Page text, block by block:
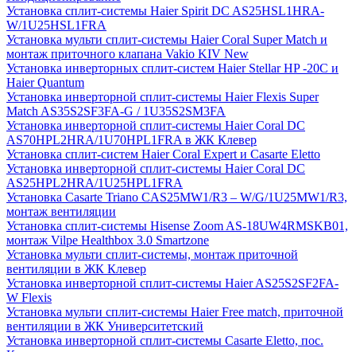
Установка сплит-системы Haier Spirit DC AS25HSL1HRA-
W/1U25HSL1FRA
Установка мульти сплит-системы Haier Coral Super Match и
монтаж приточного клапана Vakio KIV New
Установка инверторных сплит-систем Haier Stellar HP -20С и
Haier Quantum
Установка инверторной сплит-системы Haier Flexis Super
Match AS35S2SF3FA-G / 1U35S2SM3FA
Установка инверторной сплит-системы Haier Coral DC
AS70HPL2HRA/1U70HPL1FRA в ЖК Клевер
Установка сплит-систем Haier Coral Expert и Casarte Eletto
Установка инверторной сплит-системы Haier Coral DC
AS25HPL2HRA/1U25HPL1FRA
Установка Casarte Triano CAS25MW1/R3 – W/G/1U25MW1/R3,
монтаж вентиляции
Установка сплит-системы Hisense Zoom AS-18UW4RMSKB01,
монтаж Vilpe Healthbox 3.0 Smartzone
Установка мульти сплит-системы, монтаж приточной
вентиляции в ЖК Клевер
Установка инверторной сплит-системы Haier AS25S2SF2FA-
W Flexis
Установка мульти сплит-системы Haier Free match, приточной
вентиляции в ЖК Университетский
Установка инверторной сплит-системы Casarte Eletto, пос.